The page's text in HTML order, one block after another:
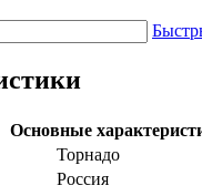
Основные
Торнадо
Россия